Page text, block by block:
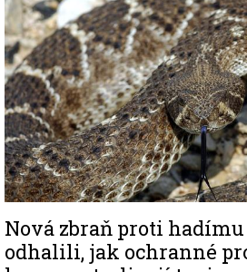
Nová zbraň proti
odhalili, jak ochranné